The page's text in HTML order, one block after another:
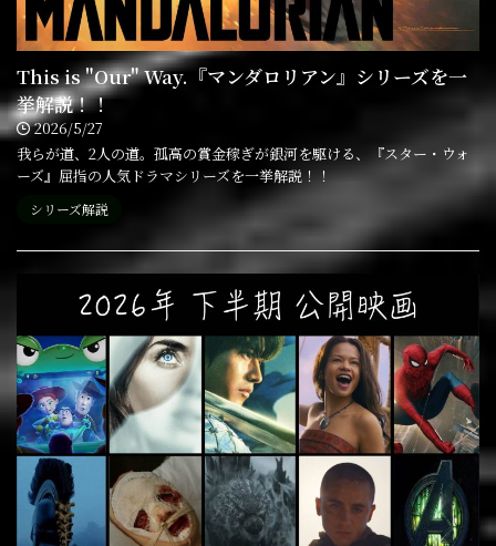
This is "Our" Way.『マンダロリアン』シリーズを一
挙解説！！
2026/5/27
我らが道、2人の道。孤高の賞金稼ぎが銀河を駆ける、『スター・ウォ
ーズ』屈指の人気ドラマシリーズを一挙解説！！
シリーズ解説